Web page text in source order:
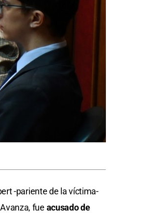
-pariente de la víctima-
fue acusado de